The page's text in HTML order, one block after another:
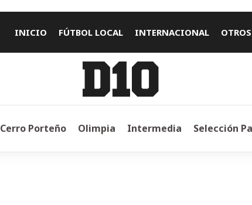
INICIO FÚTBOL LOCAL INTERNACIONAL
Cerro Porteño Olimpia Intermedia Selección